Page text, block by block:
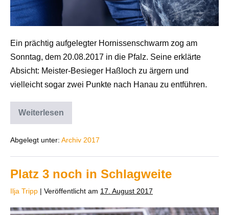
Ein prächtig aufgelegter Hornissenschwarm zog am
Sonntag, dem 20.08.2017 in die Pfalz. Seine erklärte
Absicht: Meister-Besieger Haßloch zu ärgern und
vielleicht sogar zwei Punkte nach Hanau zu entführen.
Weiterlesen
Abgelegt unter: Archiv 2017
Platz 3 noch in Schlagweite
Ilja Tripp | Veröffentlicht am 17. August 2017